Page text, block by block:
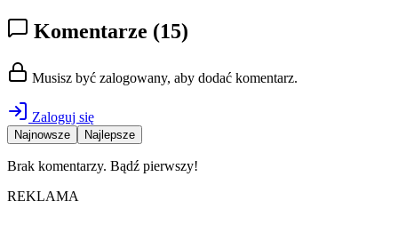
Komentarze (15)
Musisz być zalogowany, aby dodać komentarz.
Zaloguj się
Najnowsze Najlepsze
Brak komentarzy. Bądź pierwszy!
REKLAMA